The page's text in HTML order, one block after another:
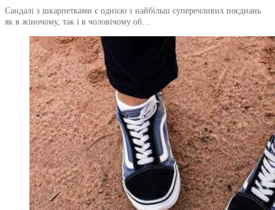
Сандалі з шкарпетками є однією з найбільш суперечливих поєднань
як в жіночому, так і в чоловічому об…